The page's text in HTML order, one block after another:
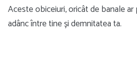
Aceste obiceiuri, oricât de banale
adânc între tine și demnitatea ta.